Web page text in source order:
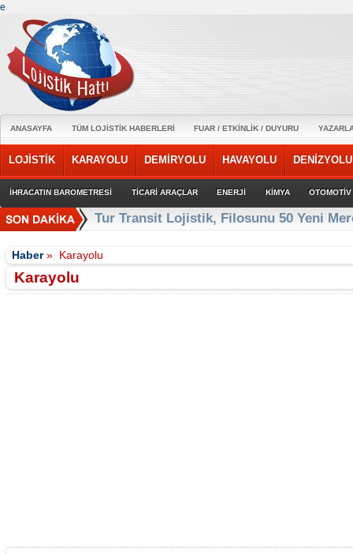
e
ANASAYFA TÜM LOJİSTİK HABERLERİ FUAR / ETKİNLİK / DUYURU
LOJİSTİK KARAYOLU DEMİRYOLU HAVAYOLU DENİZYOLU
İHRACATIN BAROMETRESİ TİCARİ ARAÇLAR ENERJİ KİMYA OTOMOTİV
Ege Bölgesi'nin ilk Renault Trucks
Haber» Karayolu
Karayolu